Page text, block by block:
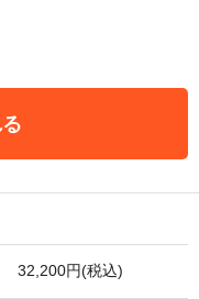
32,200円(税込)